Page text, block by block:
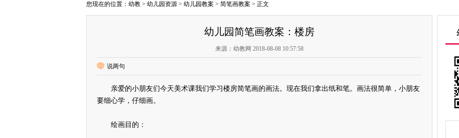
您现在的位置： 幼教 > 幼儿园资源 > 幼儿园教案 > 简笔画教案 > 正文
幼儿园简笔画教案：楼房
来源：幼教网 2018-08-08 10:57:58
说两句
亲爱的小朋友们今天美术课我们学习楼房简笔画的画法。现在我们拿出纸和笔。画法很简单，小朋友
要细心学，仔细画。
绘画目的：